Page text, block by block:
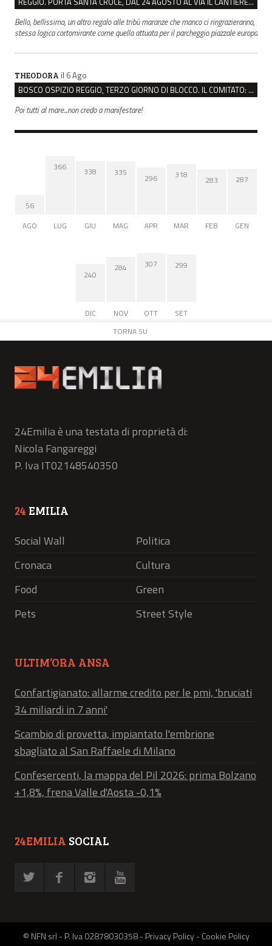
Bello, bellissimo, un altro regalo alle tribù maranze che manco ci ringrazieranno,
stessa logica cortomirante come quella attuata per il parcheggio piazzale europa
THEODORA il 6 Ago
BOSCO OSPIZIO REGGIO, TERZO GIORNO DI BLOCCO. IL COMITATO: “PRESIDIO FINO A VENERDÌ”
Poi tutti al mare...non credo a manifestare!
56
AGO
366
LUG
338
GIU
335
MAG
296
APR
318
MAR
283
FEB
287
GEN
240
DIC
284
NOV
307
OTT
299
SET
TORNA SU
24Emilia è una testata di proprietà di:
Nicola Fangareggi
P. Iva IT02148540350
24 EMILIA
Social Wall
Politica
Cronaca
Cultura
Food
Green
Pets
Street Style
ULTIM’ORA ANSA
Confartigianato: allarme credito per le pmi, 'bruciati
34 miliardi in 7 anni'
Scambio di provetta, impiantato l'embrione
sbagliato al San Raffaele di Milano
Confesercenti, la mappa del Pil 2026: prima Bolzano
+1,8%, frena Valle d'Aosta -0,1%
24EMILIA SOCIAL
© NFN srl - P. Iva 02878030358 -Privacy Policy-Cookie Policy